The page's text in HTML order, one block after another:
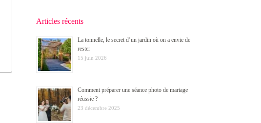
Articles récents
La tonnelle, le secret d’un jardin où on a envie de
rester
15 juin 2026
Comment préparer une séance photo de mariage
réussie ?
23 décembre 2025